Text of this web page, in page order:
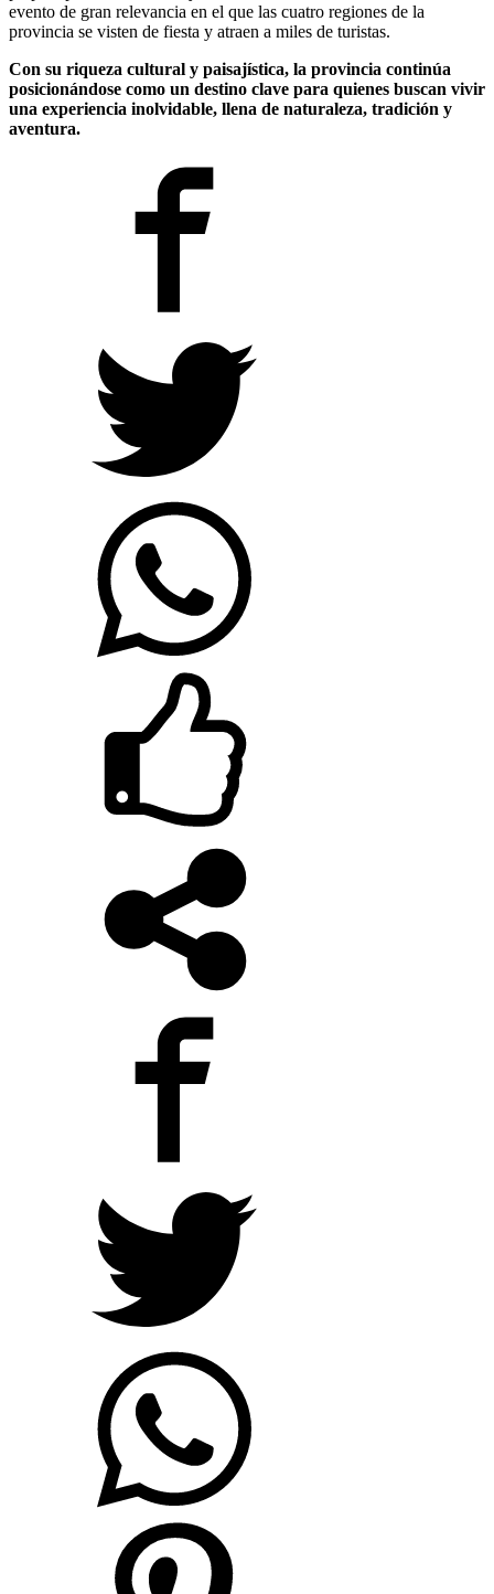
evento de gran relevancia en el que las cuatro regiones de la
provincia se visten de fiesta y atraen a miles de turistas.
Con su riqueza cultural y paisajística, la provincia continúa
posicionándose como un destino clave para quienes buscan vivir
una experiencia inolvidable, llena de naturaleza, tradición y
aventura.